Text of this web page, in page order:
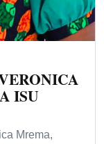
ISU
Mrema,